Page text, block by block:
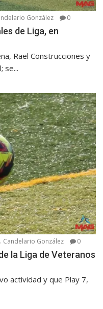
González 0
de Liga, en
Rael Construcciones y
se...
Candelario González 0
la Liga de Veteranos
actividad y que Play 7,